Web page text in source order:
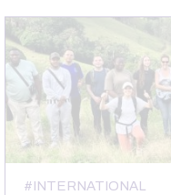
INTERNATIONAL